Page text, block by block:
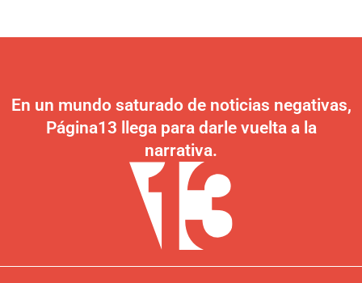
En un mundo saturado de noticias negativas,
Página13 llega para darle vuelta a la
narrativa.